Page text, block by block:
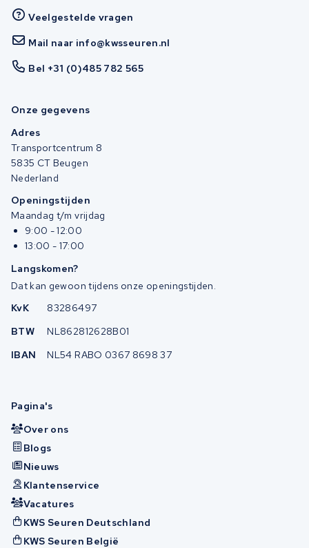
Veelgestelde vragen
Mail naar info@kwsseuren.nl
Bel +31 (0)485 782 565
Onze gegevens
Adres
Transportcentrum 8
5835 CT Beugen
Nederland
Openingstijden
Maandag t/m vrijdag
9:00 - 12:00
13:00 - 17:00
Langskomen?
Dat kan gewoon tijdens onze openingstijden.
KvK
83286497
BTW
NL862812628B01
IBAN
NL54 RABO 0367 8698 37
Pagina's
Over ons
Blogs
Nieuws
Klantenservice
Vacatures
KWS Seuren Deutschland
KWS Seuren België